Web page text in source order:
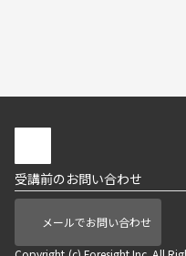
受講前のお問い合わせ
メールでお問い合わせ